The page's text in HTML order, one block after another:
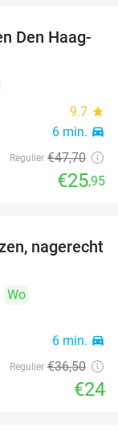
food
46%
Den Haag-
9.7 star
6 min. directions_car
Regulier €47,70
€25,95
34%
nagerecht
Wo
6 min. directions_car
Regulier €36,50
€24